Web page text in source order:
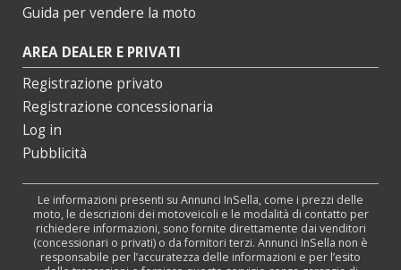
Guida per vendere la moto
AREA DEALER E PRIVATI
Registrazione privato
Registrazione concessionaria
Log in
Pubblicità
Le informazioni presenti su Annunci InSella, come i prezzi delle
moto, le descrizioni dei motoveicoli e le modalità di contatto per
richiedere informazioni, sono fornite direttamente dai venditori
(concessionari o privati) o da fornitori terzi. Annunci InSella non è
responsabile per l’accuratezza delle informazioni e per l’esito